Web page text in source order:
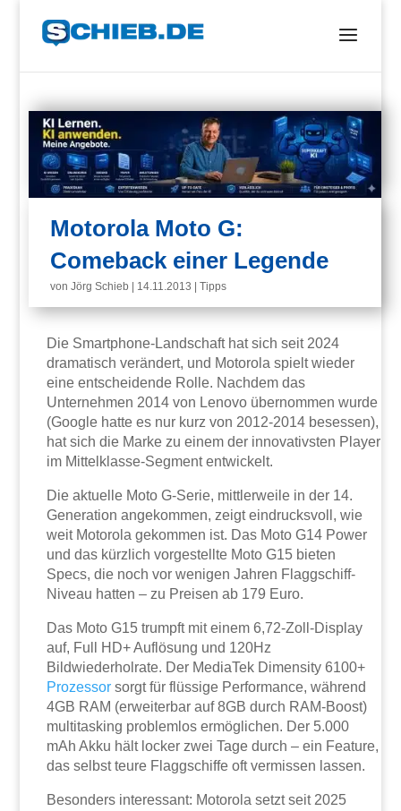
Motorola Moto G:
Comeback einer Legende
vonJörg Schieb 14.11.2013 |Tipps
Die Smartphone-Landschaft hat sich seit 2024
dramatisch verändert, und Motorola spielt wieder
eine entscheidende Rolle. Nachdem das
Unternehmen 2014 von Lenovo übernommen wurde
(Google hatte es nur kurz von 2012-2014 besessen),
hat sich die Marke zu einem der innovativsten Player
im Mittelklasse-Segment entwickelt.
Die aktuelle Moto G-Serie, mittlerweile in der 14.
Generation angekommen, zeigt eindrucksvoll, wie
weit Motorola gekommen ist. Das Moto G14 Power
und das kürzlich vorgestellte Moto G15 bieten
Specs, die noch vor wenigen Jahren Flaggschiff-
Niveau hatten – zu Preisen ab 179 Euro.
Das Moto G15 trumpft mit einem 6,72-Zoll-Display
auf, Full HD+ Auflösung und 120Hz
Bildwiederholrate. Der MediaTek Dimensity 6100+
Prozessor sorgt für flüssige Performance, während
4GB RAM (erweiterbar auf 8GB durch RAM-Boost)
multitasking problemlos ermöglichen. Der 5.000
mAh Akku hält locker zwei Tage durch – ein Feature,
das selbst teure Flaggschiffe oft vermissen lassen.
Besonders interessant: Motorola setzt seit 2025